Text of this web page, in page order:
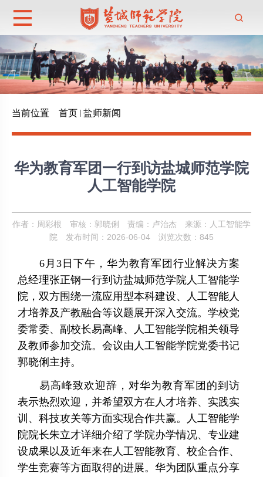
当前位置 首页 盐师新闻
华为教育军团一行到访盐城师范学院
人工智能学院
作者：周彩根 审核：郭晓俐 责编：卢治杰
来源：人工智能学
院
发布时间：2026-06-04 浏览次数： 845
6月3日下午，华为教育军团行业解决方案
总经理张正钢一行到访盐城师范学院人工智能学
院，双方围绕一流应用型本科建设、人工智能人
才培养及产教融合等议题展开深入交流。学校党
委常委、副校长易高峰、人工智能学院相关领导
及教师参加交流。会议由人工智能学院党委书记
郭晓俐主持。
易高峰致欢迎辞，对华为教育军团的到访
表示热烈欢迎，并希望双方在人才培养、实践实
训、科技攻关等方面实现合作共赢。人工智能学
院院长朱立才详细介绍了学院办学情况、专业建
设成果以及近年来在人工智能教育、校企合作、
学生竞赛等方面取得的进展。华为团队重点分享